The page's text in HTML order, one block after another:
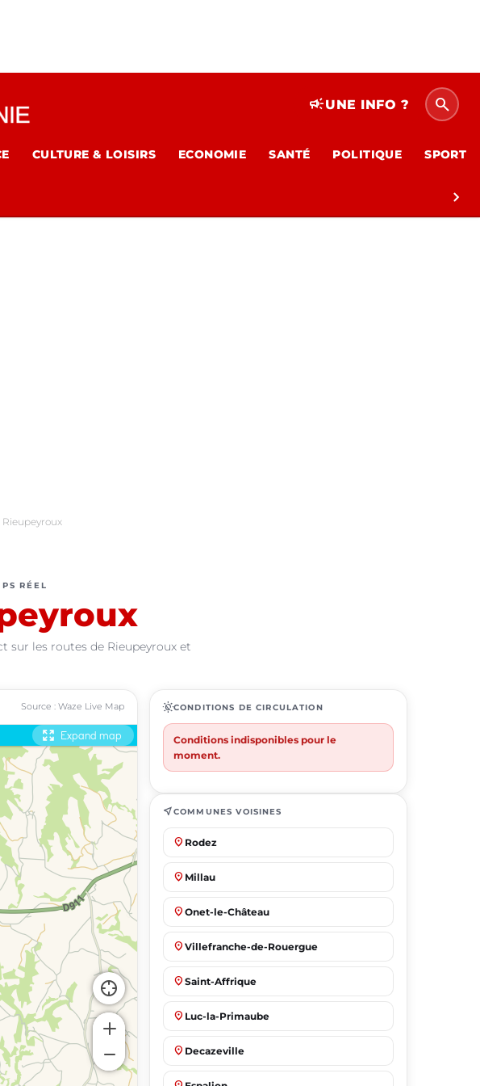
campaignUNE INFO ? search
CULTURE & LOISIRS ECONOMIE SANTÉ POLITIQUE SPORT
chevron_right
Rieupeyroux
RÉEL
sur les routes de Rieupeyroux et
Source : Waze Live Map routineCONDITIONS DE CIRCULATION
Conditions indisponibles pour le
moment.
near_meCOMMUNES VOISINES
place Rodez
place Millau
place Onet-le-Château
place Villefranche-de-Rouergue
place Saint-Affrique
place Luc-la-Primaube
place Decazeville